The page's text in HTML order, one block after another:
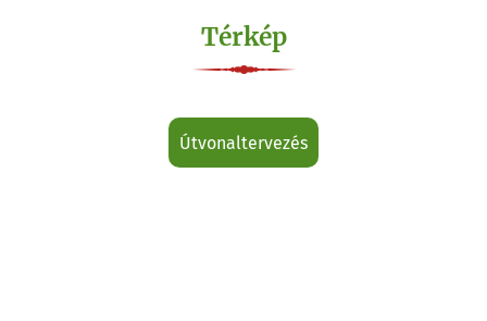
Térkép
útvonaltervezés